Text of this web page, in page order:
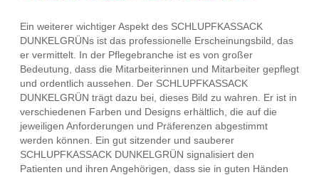
Ein weiterer wichtiger Aspekt des SCHLUPFKASSACK
DUNKELGRÜNs ist das professionelle Erscheinungsbild, das
er vermittelt. In der Pflegebranche ist es von großer
Bedeutung, dass die Mitarbeiterinnen und Mitarbeiter gepflegt
und ordentlich aussehen. Der SCHLUPFKASSACK
DUNKELGRÜN trägt dazu bei, dieses Bild zu wahren. Er ist in
verschiedenen Farben und Designs erhältlich, die auf die
jeweiligen Anforderungen und Präferenzen abgestimmt
werden können. Ein gut sitzender und sauberer
SCHLUPFKASSACK DUNKELGRÜN signalisiert den
Patienten und ihren Angehörigen, dass sie in guten Händen